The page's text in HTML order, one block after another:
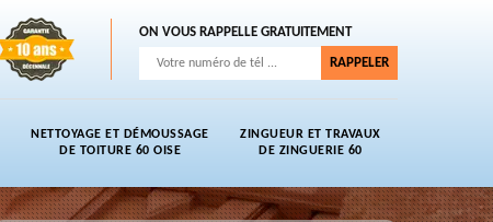
ON VOUS RAPPELLE GRATUITEMENT
NETTOYAGE ET DÉMOUSSAGE
DE TOITURE 60 OISE
ZINGUEUR ET TRAVAUX
DE ZINGUERIE 60